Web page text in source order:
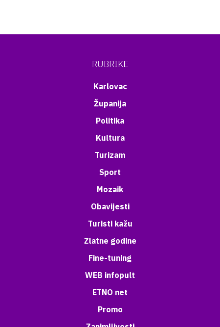
RUBRIKE
Karlovac
Županija
Politika
Kultura
Turizam
Sport
Mozaik
Obavijesti
Turisti kažu
Zlatne godine
Fine-tuning
WEB infopult
ETNO net
Promo